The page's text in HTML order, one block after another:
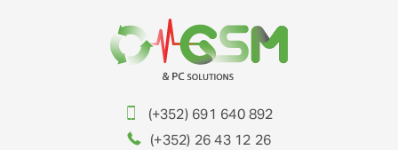
(+352) 691 640 892
(+352) 26 43 12 26